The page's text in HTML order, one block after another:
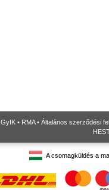
GyIK • RMA• Általános szerződési
A csomagküldés a